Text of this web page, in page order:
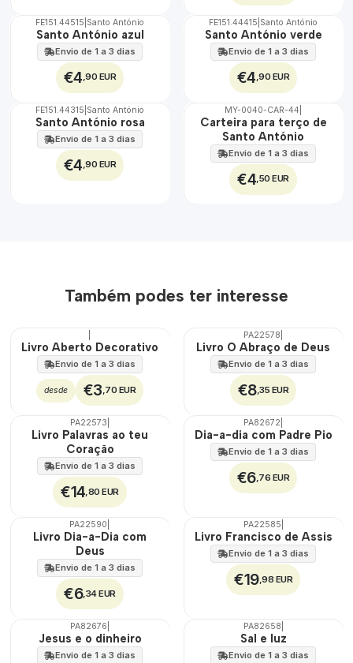
FE151.44515 Santo António
Santo António azul
Envio de 1 a 3 dias
€4,90 EUR
FE151.44415 Santo António
Santo António verde
Envio de 1 a 3 dias
€4,90 EUR
FE151.44315 Santo António
Santo António rosa
Envio de 1 a 3 dias
€4,90 EUR
🇵🇹
100%
MY-0040-CAR-44
Carteira para terço de
Santo António
Envio de 1 a 3 dias
€4,50 EUR
Também podes ter interesse
🇵🇹
100%
Livro Aberto Decorativo
Envio de 1 a 3 dias
desde €3 ,70 EUR
PA22578
Livro O Abraço de Deus
Envio de 1 a 3 dias
€8,35 EUR
PA22573
Livro Palavras ao teu
Coração
Envio de 1 a 3 dias
€14 ,80 EUR
PA82672
Dia-a-dia com Padre Pio
Envio de 1 a 3 dias
€6,76 EUR
PA22590
Livro Dia-a-Dia com
Deus
Envio de 1 a 3 dias
€6,34 EUR
PA22585
Livro Francisco de Assis
Envio de 1 a 3 dias
€19,98 EUR
PA82676
Jesus e o dinheiro
Envio de 1 a 3 dias
PA82658
Sal e luz
Envio de 1 a 3 dias